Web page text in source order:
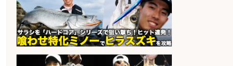
市」「時給1,150円〜」志布志市内
でお魚のカットや商品の陳列スタッ
フ/車通勤OK×時間選べる×未経験歓
迎/鹿児島県/志布志市
会社名 株式会社ホットスタッフ鹿児島